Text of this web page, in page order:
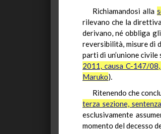
Richiamandosi alla
rilevano che la
derivano, né obbliga
reversibilità, misure di
parti di un’unione
2011, causa C-147/
Maruko).
Ritenendo che
terza sezione,
esclusivamente
momento del decesso